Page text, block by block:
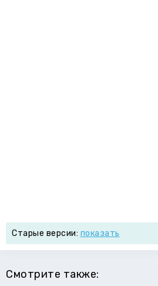
Старые версии: показать
Смотрите также: